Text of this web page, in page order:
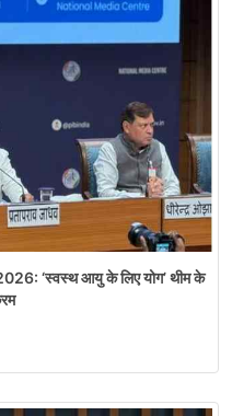
‘स्वस्थ आयु के लिए योग’ थीम के